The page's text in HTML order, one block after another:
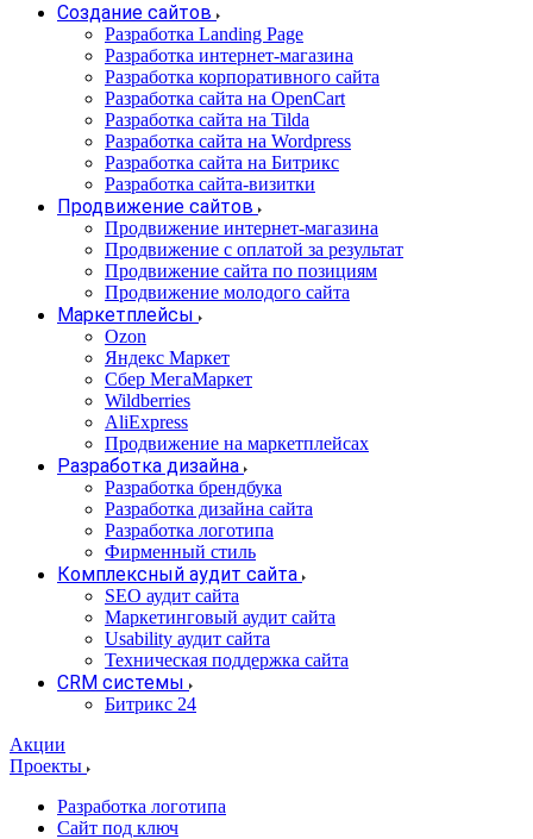
Создание сайтов
Разработка Landing Page
Разработка интернет-магазина
Разработка корпоративного сайта
Разработка сайта на OpenCart
Разработка сайта на Tilda
Разработка сайта на Wordpress
Разработка сайта на Битрикс
Разработка сайта-визитки
Продвижение сайтов
Продвижение интернет-магазина
Продвижение с оплатой за результат
Продвижение сайта по позициям
Продвижение молодого сайта
Маркетплейсы
Ozon
Яндекс Маркет
Сбер МегаМаркет
Wildberries
AliExpress
Продвижение на маркетплейсах
Разработка дизайна
Разработка брендбука
Разработка дизайна сайта
Разработка логотипа
Фирменный стиль
Комплексный аудит сайта
SEO аудит сайта
Маркетинговый аудит сайта
Usability аудит сайта
Техническая поддержка сайта
CRM системы
Битрикс 24
Акции
Проекты
Разработка логотипа
Сайт под ключ